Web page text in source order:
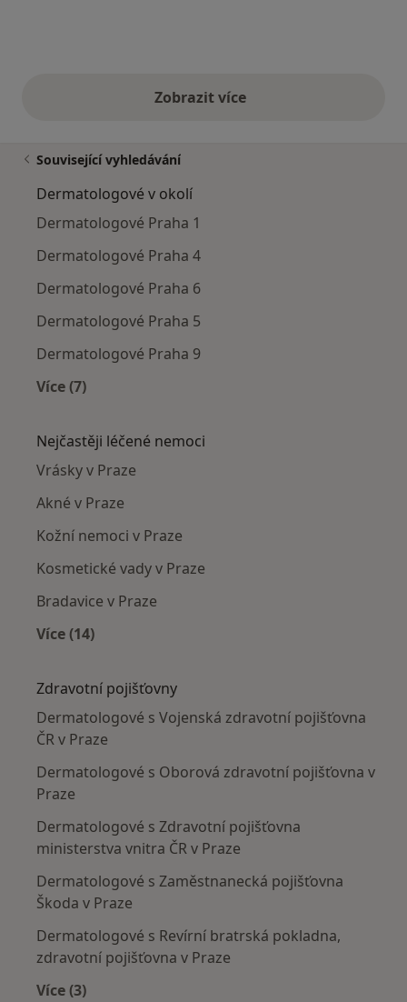
Zobrazit vícevýše uvedené názory
Související vyhledávání
Dermatologové v okolí
Dermatologové Praha 1
Dermatologové Praha 4
Dermatologové Praha 6
Dermatologové Praha 5
Dermatologové Praha 9
Více (7)
Nejčastěji léčené nemoci
Vrásky v Praze
Akné v Praze
Kožní nemoci v Praze
Kosmetické vady v Praze
Bradavice v Praze
Více (14)
Zdravotní pojišťovny
Dermatologové s Vojenská zdravotní pojišťovna
ČR v Praze
Dermatologové s Oborová zdravotní pojišťovna v
Praze
Dermatologové s Zdravotní pojišťovna
ministerstva vnitra ČR v Praze
Dermatologové s Zaměstnanecká pojišťovna
Škoda v Praze
Dermatologové s Revírní bratrská pokladna,
zdravotní pojišťovna v Praze
Více (3)